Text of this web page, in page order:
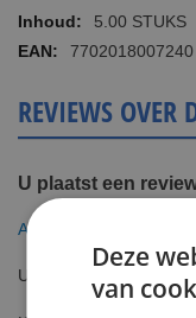
informatie
5.00 STUKS
7702018007240
REVIEWS OVER
U plaatst een
Astra Superior
Uw waardering
Deze
van